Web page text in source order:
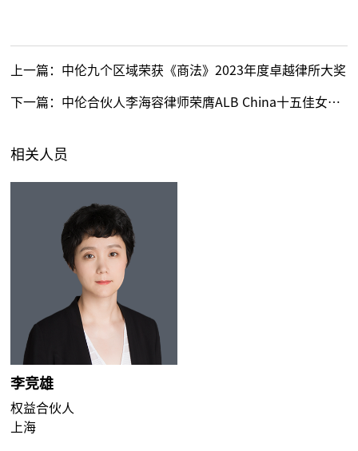
上一篇： 中伦九个区域荣获《商法》2023年度卓越律所大奖
下一篇： 中伦合伙人李海容律师荣膺ALB China十五佳女律师
相关人员
李竞雄
权益合伙人
上海